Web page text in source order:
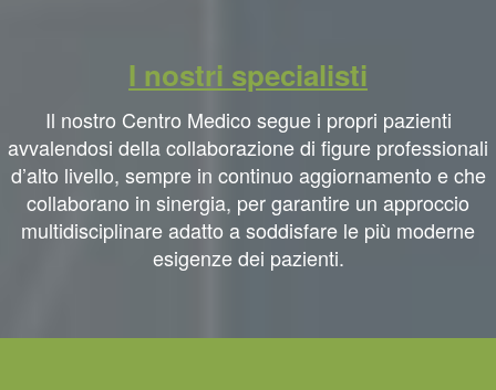
I nostri specialisti
Il nostro Centro Medico segue i propri pazienti
avvalendosi della collaborazione di figure professionali
d’alto livello, sempre in continuo aggiornamento e che
collaborano in sinergia, per garantire un approccio
multidisciplinare adatto a soddisfare le più moderne
esigenze dei pazienti.